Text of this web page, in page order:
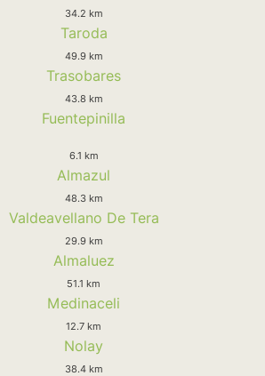
34.2 km
Taroda
49.9 km
Trasobares
43.8 km
Fuentepinilla
6.1 km
Almazul
48.3 km
Valdeavellano De Tera
29.9 km
Almaluez
51.1 km
Medinaceli
12.7 km
Nolay
38.4 km